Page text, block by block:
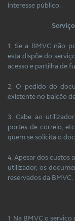
interesse público.
1. Se a BMVC não
esta dispõe do
acesso e partilha de
2. O pedido do
existente no balcão
3. Cabe ao
portes de correio,
quem se solicita o
4. Apesar dos custos
utilizador, os
reservados da BMVC.
1. Na BMVC o